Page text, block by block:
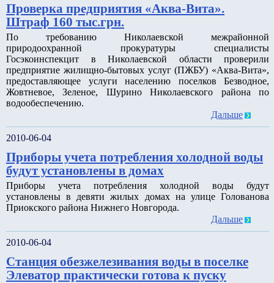
Проверка предприятия «Аква-Вита».
Штраф 160 тыс.грн.
По требованию Николаевской межрайонной
природоохранной прокуратуры специалисты
Госэкоинспекцит в Николаевской области проверили
предприятие жилищно-бытовых услуг (ПЖБУ) «Аква-Вита»,
предоставляющее услуги населению поселков Безводное,
Жовтневое, Зеленое, Шурино Николаевского района по
водообеспечению.
Дальше
2010-06-04
Приборы учета потребления холодной воды
будут установлены в домах
Приборы учета потребления холодной воды будут
установлены в девяти жилых домах на улице Голованова
Приокского района Нижнего Новгорода.
Дальше
2010-06-04
Станция обезжелезивания воды в поселке
Элеватор практически готова к пуску